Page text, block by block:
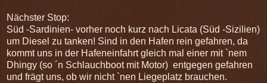
Nächster Stop:
Süd -Sardinien- vorher noch kurz nach Licata (Süd -Sizilien)
um Diesel zu tanken! Sind in den Hafen rein gefahren, da
kommt uns in der Hafeneinfahrt gleich mal einer mit `nem
Dhingy (so ´n Schlauchboot mit Motor) entgegen gefahren
und frägt uns, ob wir nicht `nen Liegeplatz brauchen.